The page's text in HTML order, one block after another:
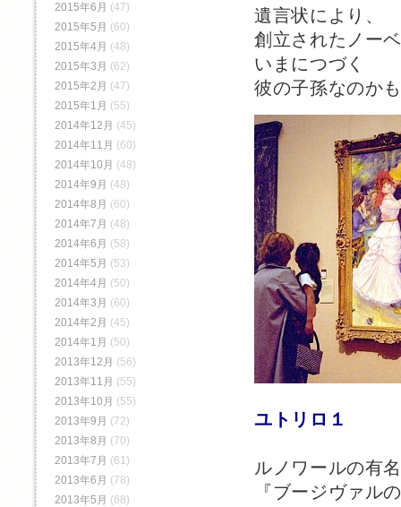
遺言状により、
創立されたノー
いまにつづく
彼の子孫なのか
ユトリロ１
ルノワールの有
『ブージヴァル
2015年6月 (47)
2015年5月 (60)
2015年4月 (48)
2015年3月 (62)
2015年2月 (47)
2015年1月 (55)
2014年12月 (45)
2014年11月 (60)
2014年10月 (48)
2014年9月 (48)
2014年8月 (60)
2014年7月 (48)
2014年6月 (58)
2014年5月 (53)
2014年4月 (50)
2014年3月 (60)
2014年2月 (45)
2014年1月 (50)
2013年12月 (56)
2013年11月 (55)
2013年10月 (55)
2013年9月 (72)
2013年8月 (70)
2013年7月 (61)
2013年6月 (78)
2013年5月 (68)